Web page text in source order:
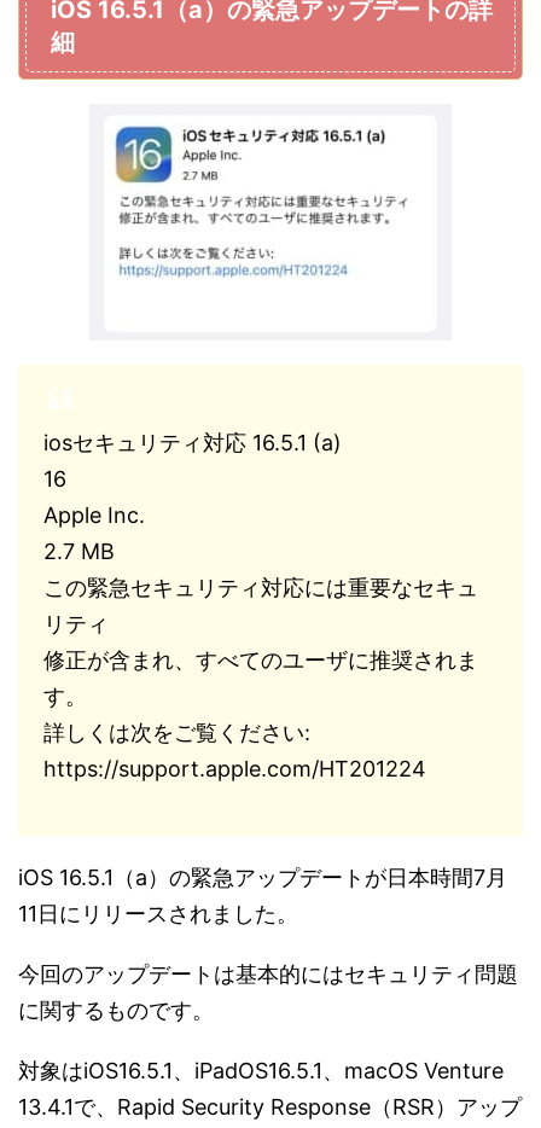
iOS 16.5.1（a）の緊急アップデートの詳
細
iosセキュリティ対応 16.5.1 (a)
16
Apple Inc.
2.7 MB
この緊急セキュリティ対応には重要なセキュ
リティ
修正が含まれ、すべてのユーザに推奨されま
す。
詳しくは次をご覧ください:
https://support.apple.com/HT201224
iOS 16.5.1（a）の緊急アップデートが日本時間7月
11日にリリースされました。
今回のアップデートは基本的にはセキュリティ問題
に関するものです。
対象はiOS16.5.1、iPadOS16.5.1、macOS Venture
13.4.1で、Rapid Security Response（RSR）アップ